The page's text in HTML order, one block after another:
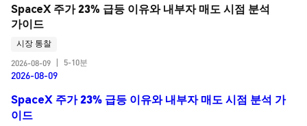
SpaceX 주가 23% 급등 이유와 내부자 매도 시점 분석
가이드
시장 통찰
2026-08-09
5-10분
2026-08-09
SpaceX 주가 23% 급등 이유와 내부자 매도 시점 분석 가
이드